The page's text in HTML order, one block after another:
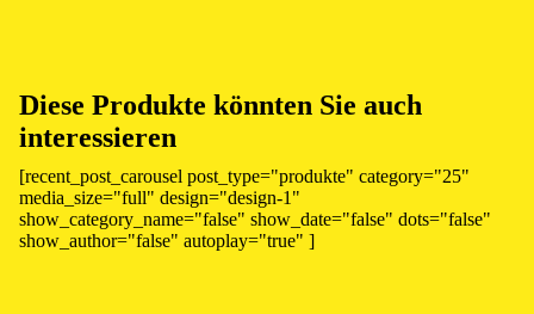
Diese Produkte könnten Sie auch
interessieren
[recent_post_carousel post_type="produkte" category="25"
media_size="full" design="design-1"
show_category_name="false" show_date="false" dots="false"
show_author="false" autoplay="true" ]